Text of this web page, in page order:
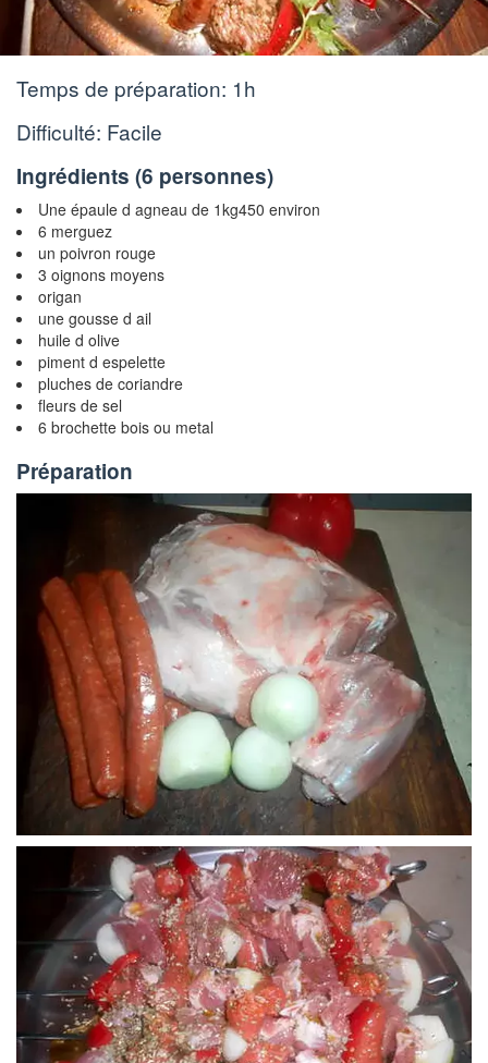
Temps de préparation: 1h
Difficulté: Facile
Ingrédients (6 personnes)
Une épaule d agneau de 1kg450 environ
6 merguez
un poivron rouge
3 oignons moyens
origan
une gousse d ail
huile d olive
piment d espelette
pluches de coriandre
fleurs de sel
6 brochette bois ou metal
Préparation